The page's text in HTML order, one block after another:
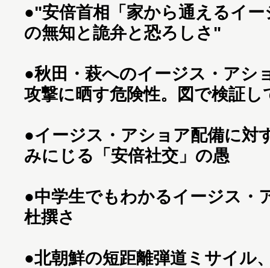
●"安倍首相「家から通えるイ
の無知と詭弁と恐ろしさ"
●秋田・萩へのイージス・アシ
攻撃に晒す危険性。図で検証し
●イージス・アショア配備に対
みにじる「安倍社交」の愚
●中学生でもわかるイージス・
杜撰さ
●北朝鮮の短距離弾道ミサイル